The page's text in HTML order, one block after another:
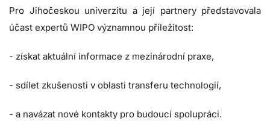
Pro Jihočeskou univerzitu a její partnery představovala
účast expertů WIPO významnou příležitost:
- získat aktuální informace z mezinárodní praxe,
- sdílet zkušenosti v oblasti transferu technologií,
- a navázat nové kontakty pro budoucí spolupráci.